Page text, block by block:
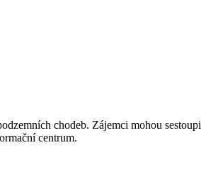
chodeb. Zájemci mohou
centrum.